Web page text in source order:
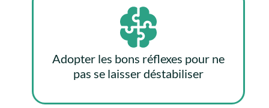
Adopter les bons réflexes pour ne
pas se laisser déstabiliser